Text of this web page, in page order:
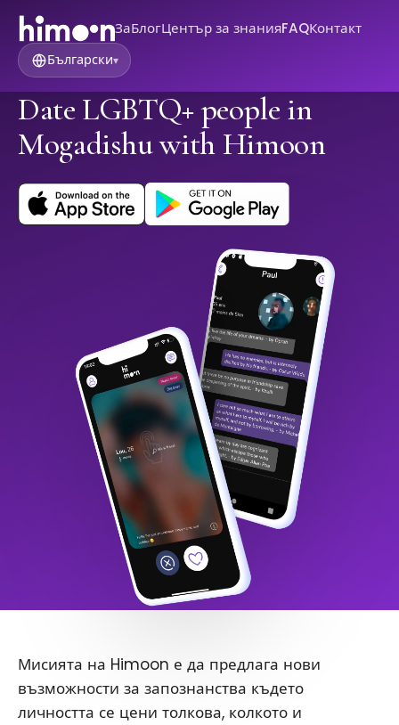
ЗаБлогЦентър за знанияFAQКонтакт
Български▾
Date LGBTQ+ people in
Mogadishu with Himoon
Мисията на Himoon е да предлага нови
възможности за запознанства където
личността се цени толкова, колкото и